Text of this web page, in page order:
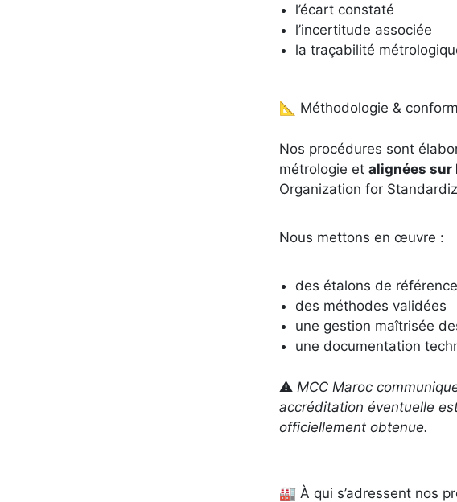
l’écart constaté
l’incertitude associée
la traçabilité
📐 Méthodologie &
Nos procédures sont
métrologie et alignées sur
Organization for
Nous mettons en œuvre :
des étalons de
des méthodes validées
une gestion maîtrisée
une documentation
⚠️ MCC Maroc
accréditation éventuelle
officiellement obtenue.
🏭 À qui s’adressent nos